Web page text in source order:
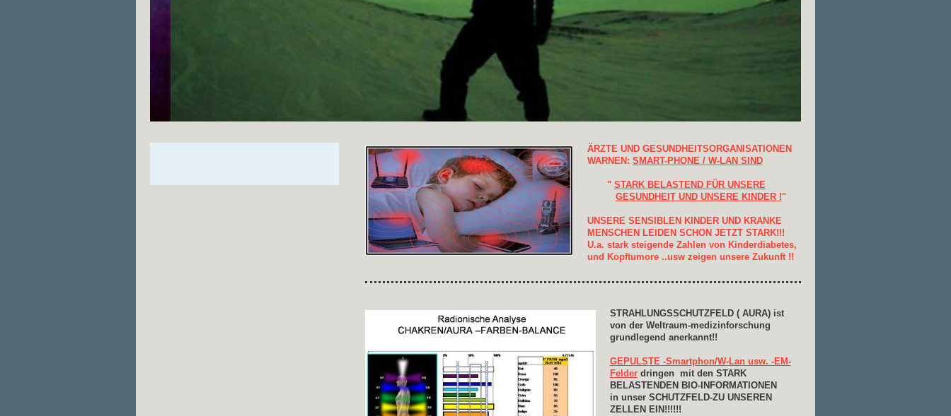
ÄRZTE UND GESUNDHEITSORGANISATIONEN
WARNEN: SMART-PHONE / W-LAN SIND
" STARK BELASTEND FÜR UNSERE
GESUNDHEIT UND UNSERE KINDER !"
UNSERE SENSIBLEN KINDER UND KRANKE
MENSCHEN LEIDEN SCHON JETZT STARK!!!
U.a. stark steigende Zahlen von Kinderdiabetes,
und Kopftumore ..usw zeigen unsere Zukunft !!
STRAHLUNGSSCHUTZFELD ( AURA) ist
von der Weltraum-medizinforschung
grundlegend anerkannt!!
GEPULSTE -Smartphon/W-Lan usw. -EM-
Felderdringen mit den STARK
BELASTENDEN BIO-INFORMATIONEN
in unser SCHUTZFELD-ZU UNSEREN
ZELLEN EIN!!!!!!